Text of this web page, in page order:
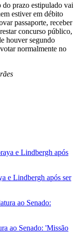
prazo estipulado vai
estiver em débito
passaporte, receber
concurso público,
houver segundo
normalmente no
e Lindbergh após ser
ao Senado: 'Missão